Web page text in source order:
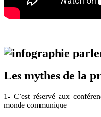
Les mythes de la
1- C’est réservé aux
monde communique